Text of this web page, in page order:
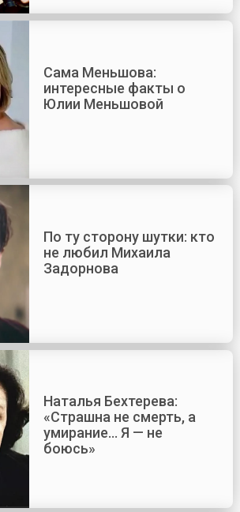
Сама Меньшова:
интересные факты о
Юлии Меньшовой
По ту сторону шутки: кто
не любил Михаила
Задорнова
Наталья Бехтерева:
«Страшна не смерть, а
умирание... Я — не
боюсь»